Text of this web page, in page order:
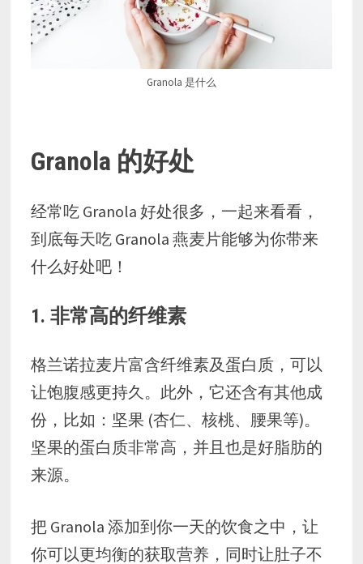
Granola 是什么
Granola 的好处
经常吃 Granola 好处很多，一起来看看，
到底每天吃 Granola 燕麦片能够为你带来
什么好处吧！
1. 非常高的纤维素
格兰诺拉麦片富含纤维素及蛋白质，可以
让饱腹感更持久。此外，它还含有其他成
份，比如：坚果 (杏仁、核桃、腰果等)。
坚果的蛋白质非常高，并且也是好脂肪的
来源。
把 Granola 添加到你一天的饮食之中，让
你可以更均衡的获取营养，同时让肚子不